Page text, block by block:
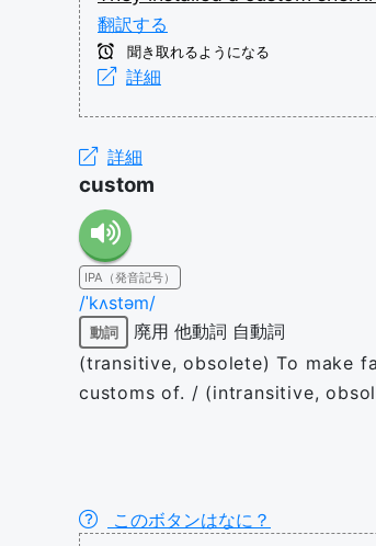
翻訳する
聞き取れるようになる
詳細
詳細
custom
IPA（発音記号）
/ˈkʌstəm/
動詞 廃用 他動詞 自動詞
(transitive, obsolete) To make
customs of. / (intransitive,
このボタンはなに？